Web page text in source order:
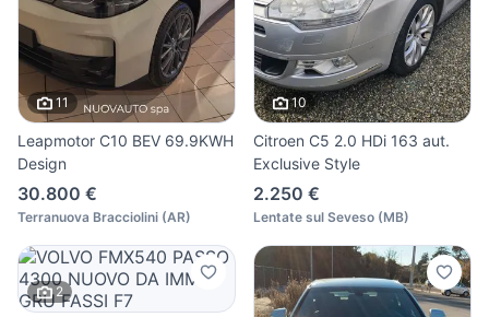
11
Leapmotor C10 BEV 69.9KWH
Design
30.800 €
Terranuova Bracciolini (AR)
10
Citroen C5 2.0 HDi 163 aut.
Exclusive Style
2.250 €
Lentate sul Seveso (MB)
2